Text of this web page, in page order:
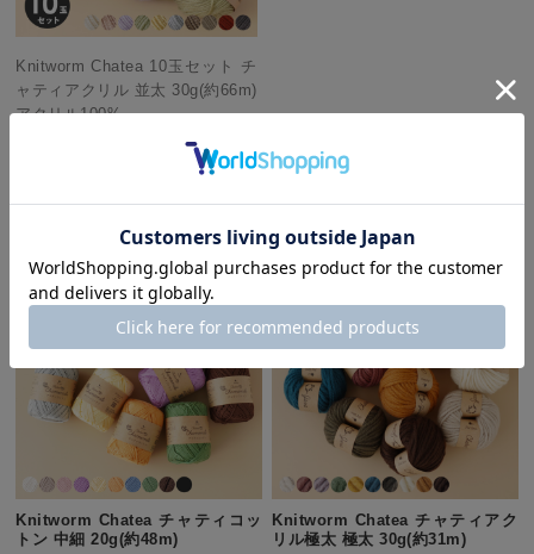
Knitworm Chatea 10玉セット チ
ャティアクリル 並太 30g(約66m)
アクリル100%
Knitworm Chatea チャティコッ
トン 中細 20g(約48m)
Knitworm Chatea チャティアク
リル極太 極太 30g(約31m)